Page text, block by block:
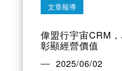
文章報導
偉盟行宇宙CRM
彰顯經營價值
2025/06/02